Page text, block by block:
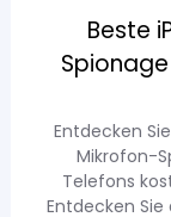
Beste
Entdecken
Mikrofon-
Telefons
Entdecken